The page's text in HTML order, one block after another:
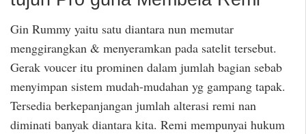
Gin Rummy yaitu satu diantara nun memutar
menggirangkan & menyeramkan pada satelit tersebut.
Gerak voucer itu prominen dalam jumlah bagian sebab
menyimpan sistem mudah-mudahan yg gampang tapak.
Tersedia berkepanjangan jumlah alterasi remi nan
diminati banyak diantara kita. Remi mempunyai hukum